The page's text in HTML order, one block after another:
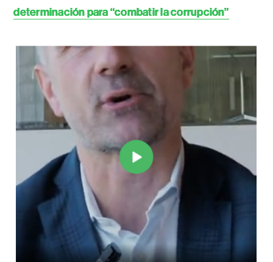
determinación para “combatir la corrupción”